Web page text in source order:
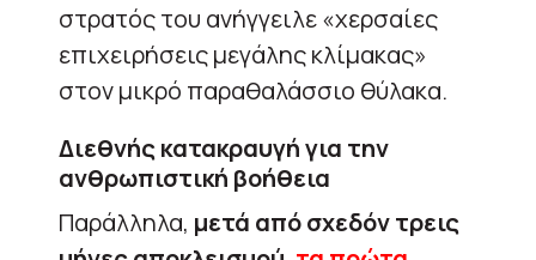
στρατός του ανήγγειλε «χερσαίες
επιχειρήσεις μεγάλης κλίμακας»
στον μικρό παραθαλάσσιο θύλακα.
Διεθνής κατακραυγή για την
ανθρωπιστική βοήθεια
Παράλληλα, μετά από σχεδόν τρεις